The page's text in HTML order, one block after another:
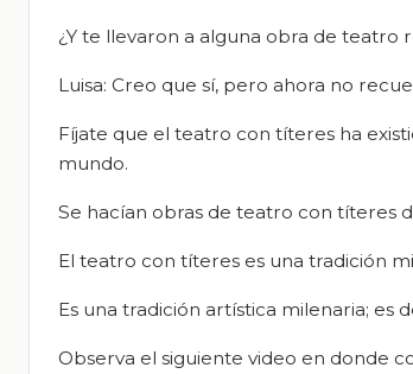
¿Y te llevaron a alguna obra de
Luisa: Creo que sí, pero ahora no
Fíjate que el teatro con títeres ha
mundo.
Se hacían obras de teatro con títeres
El teatro con títeres es una tradición
Es una tradición artística milenaria; es
Observa el siguiente video en donde